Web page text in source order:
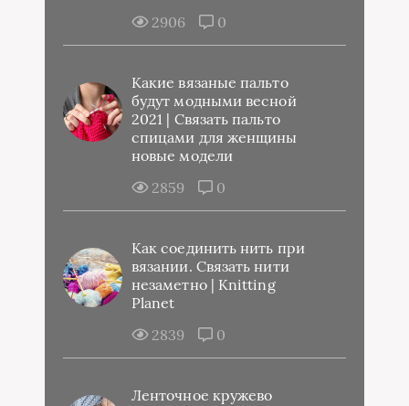
2906
0
Какие вязаные пальто
будут модными весной
2021 | Связать пальто
спицами для женщины
новые модели
2859
0
Как соединить нить при
вязании. Связать нити
незаметно | Knitting
Planet
2839
0
Ленточное кружево